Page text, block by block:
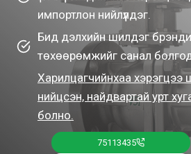
импортлон нийлүүлдэг.
Бид дэлхийн шилдэг
төхөөрөмжийг санал
Харилцагчийнхаа хэрэгцээ
нийцсэн, найдвартай урт
болно.
75113435